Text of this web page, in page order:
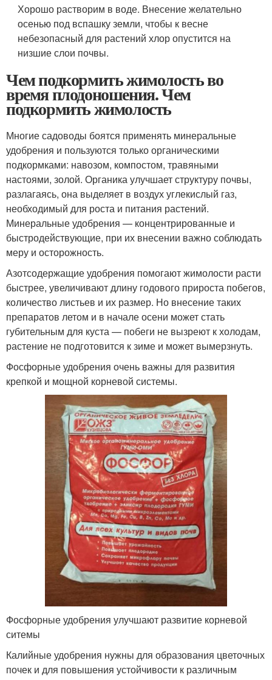
Хорошо растворим в воде. Внесение желательно
осенью под вспашку земли, чтобы к весне
небезопасный для растений хлор опустится на
низшие слои почвы.
Чем подкормить жимолость во
время плодоношения. Чем
подкормить жимолость
Многие садоводы боятся применять минеральные
удобрения и пользуются только органическими
подкормками: навозом, компостом, травяными
настоями, золой. Органика улучшает структуру почвы,
разлагаясь, она выделяет в воздух углекислый газ,
необходимый для роста и питания растений.
Минеральные удобрения — концентрированные и
быстродействующие, при их внесении важно соблюдать
меру и осторожность.
Азотсодержащие удобрения помогают жимолости расти
быстрее, увеличивают длину годового прироста побегов,
количество листьев и их размер. Но внесение таких
препаратов летом и в начале осени может стать
губительным для куста — побеги не вызреют к холодам,
растение не подготовится к зиме и может вымерзнуть.
Фосфорные удобрения очень важны для развития
крепкой и мощной корневой системы.
Фосфорные удобрения улучшают развитие корневой
ситемы
Калийные удобрения нужны для образования цветочных
почек и для повышения устойчивости к различным